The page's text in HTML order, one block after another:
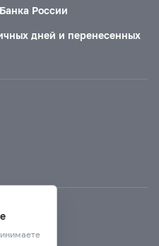
России
дней и перенесенных